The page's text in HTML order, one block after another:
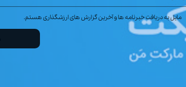
مایل به دریافت خبرنامه ها و آخرین گزارش های ارزشگذاری هستم.